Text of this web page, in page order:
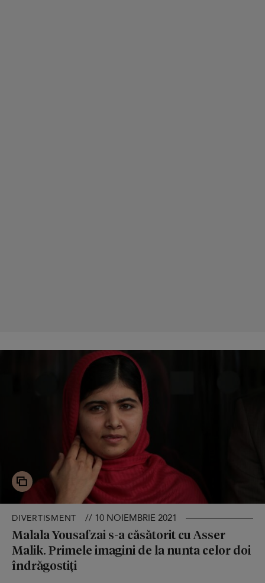
DIVERTISMENT // 10 NOIEMBRIE 2021
Malala Yousafzai s-a căsătorit cu Asser
Malik. Primele imagini de la nunta celor doi
îndrăgostiți